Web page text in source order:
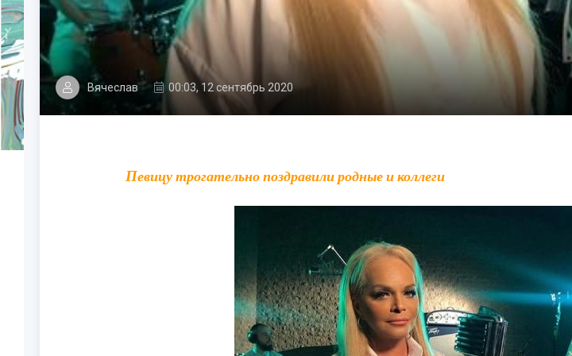
Вячеслав 00:03, 12 сентябрь 2020
Певицу трогательно поздравили родные и коллеги